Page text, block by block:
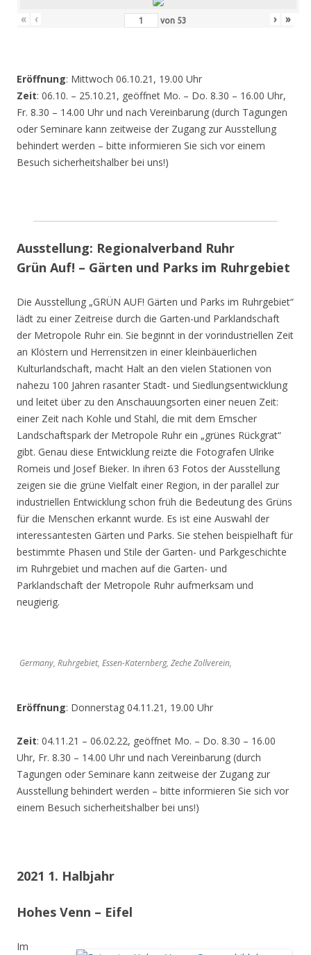
« ‹ von 53 › »
Eröffnung: Mittwoch 06.10.21, 19.00 Uhr
Zeit: 06.10. – 25.10.21, geöffnet Mo. – Do. 8.30 – 16.00 Uhr,
Fr. 8.30 – 14.00 Uhr und nach Vereinbarung (durch Tagungen
oder Seminare kann zeitweise der Zugang zur Ausstellung
behindert werden – bitte informieren Sie sich vor einem
Besuch sicherheitshalber bei uns!)
Ausstellung: Regionalverband Ruhr
Grün Auf! – Gärten und Parks im Ruhrgebiet
Die Ausstellung „GRÜN AUF! Gärten und Parks im Ruhrgebiet“
lädt zu einer Zeitreise durch die Garten-und Parklandschaft
der Metropole Ruhr ein. Sie beginnt in der vorindustriellen Zeit
an Klöstern und Herrensitzen in einer kleinbäuerlichen
Kulturlandschaft, macht Halt an den vielen Stationen von
nahezu 100 Jahren rasanter Stadt- und Siedlungsentwicklung
und leitet über zu den Anschauungsorten einer neuen Zeit:
einer Zeit nach Kohle und Stahl, die mit dem Emscher
Landschaftspark der Metropole Ruhr ein „grünes Rückgrat“
gibt. Genau diese Entwicklung reizte die Fotografen Ulrike
Romeis und Josef Bieker. In ihren 63 Fotos der Ausstellung
zeigen sie die grüne Vielfalt einer Region, in der parallel zur
industriellen Entwicklung schon früh die Bedeutung des Grüns
für die Menschen erkannt wurde. Es ist eine Auswahl der
interessantesten Gärten und Parks. Sie stehen beispielhaft für
bestimmte Phasen und Stile der Garten- und Parkgeschichte
im Ruhrgebiet und machen auf die Garten- und
Parklandschaft der Metropole Ruhr aufmerksam und
neugierig.
Germany, Ruhrgebiet, Essen-Katernberg, Zeche Zollverein,
Eröffnung: Donnerstag 04.11.21, 19.00 Uhr
Zeit: 04.11.21 – 06.02.22, geöffnet Mo. – Do. 8.30 – 16.00
Uhr, Fr. 8.30 – 14.00 Uhr und nach Vereinbarung (durch
Tagungen oder Seminare kann zeitweise der Zugang zur
Ausstellung behindert werden – bitte informieren Sie sich vor
einem Besuch sicherheitshalber bei uns!)
2021 1. Halbjahr
Hohes Venn – Eifel
Im